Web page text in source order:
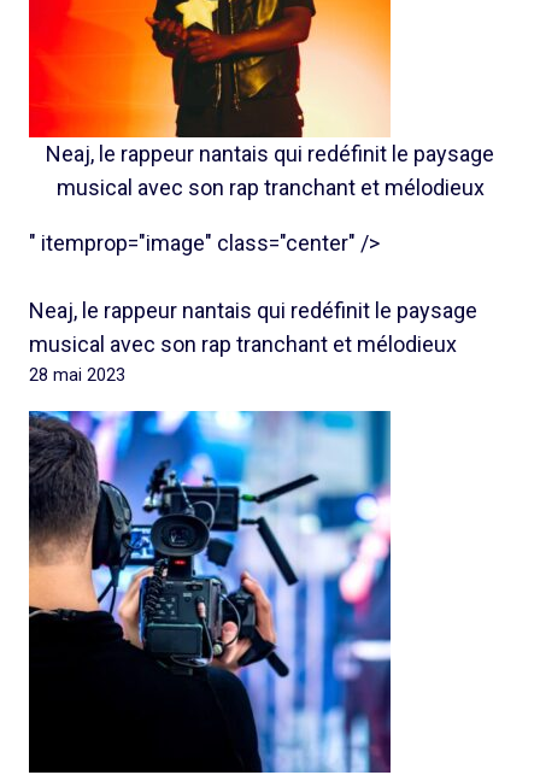
Neaj, le rappeur nantais qui redéfinit le paysage
musical avec son rap tranchant et mélodieux
" itemprop="image" class="center" />
Neaj, le rappeur nantais qui redéfinit le paysage
musical avec son rap tranchant et mélodieux
28 mai 2023